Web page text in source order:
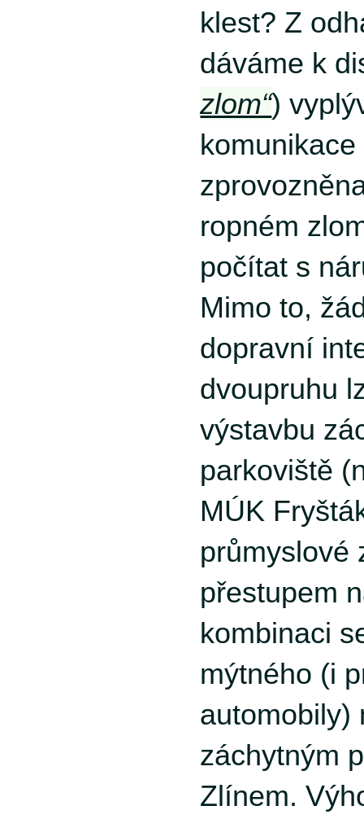
klest? Z
dáváme k
zlom“)
ropném
počítat s
Mimo to,
dopravní
dvoupruhu
výstavbu
parkoviště
MÚK
průmyslové
přestupem
kombinaci
mýtného (i
automobily)
záchytným
Zlínem.